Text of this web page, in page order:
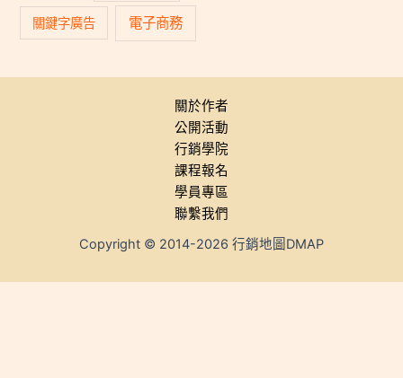
關鍵字廣告 電子商務
關於作者
公開活動
行銷學院
課程報名
學員專區
聯繫我們
Copyright © 2014-2026 行銷地圖DMAP